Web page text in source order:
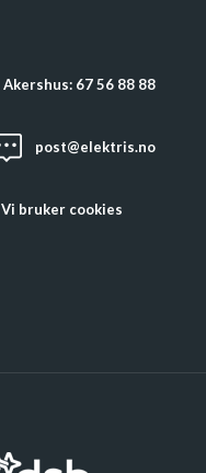
Akershus: 67 56 88 88
post@elektris.no
Vi bruker cookies